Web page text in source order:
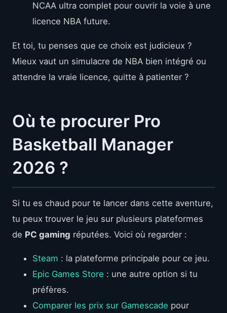
NCAA ultra complet pour ouvrir la voie à une
licence NBA future.
Et toi, tu penses que ce choix est judicieux ?
Mieux vaut un simulacre de NBA bien intégré ou
attendre la vraie licence, quitte à patienter ?
Où te procurer Pro
Basketball Manager
2026 ?
Si tu es chaud pour te lancer dans cette aventure,
tu peux trouver le jeu sur plusieurs plateformes
de PC gaming réputées. Voici où regarder :
Steam : la plateforme principale pour ce jeu.
Epic Games Store : une autre option si tu
préfères.
Comparer les prix sur Gamescade pour